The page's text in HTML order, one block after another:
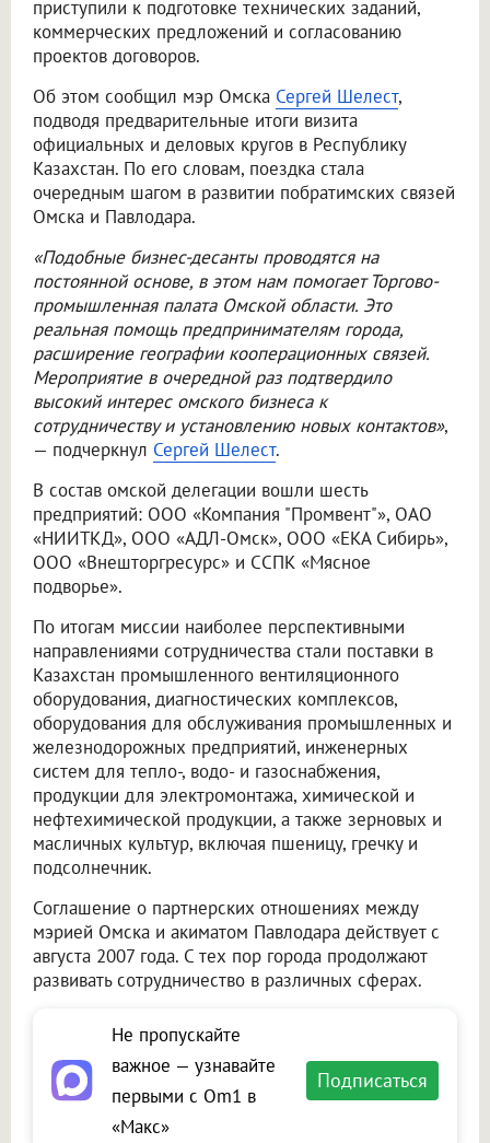
приступили к подготовке технических заданий,
коммерческих предложений и согласованию
проектов договоров.
Об этом сообщил мэр Омска Сергей Шелест,
подводя предварительные итоги визита
официальных и деловых кругов в Республику
Казахстан. По его словам, поездка стала
очередным шагом в развитии побратимских связей
Омска и Павлодара.
«Подобные бизнес-десанты проводятся на
постоянной основе, в этом нам помогает Торгово-
промышленная палата Омской области. Это
реальная помощь предпринимателям города,
расширение географии кооперационных связей.
Мероприятие в очередной раз подтвердило
высокий интерес омского бизнеса к
сотрудничеству и установлению новых контактов»,
— подчеркнул Сергей Шелест.
В состав омской делегации вошли шесть
предприятий: ООО «Компания "Промвент"», ОАО
«НИИТКД», ООО «АДЛ-Омск», ООО «ЕКА Сибирь»,
ООО «Внешторгресурс» и ССПК «Мясное
подворье».
По итогам миссии наиболее перспективными
направлениями сотрудничества стали поставки в
Казахстан промышленного вентиляционного
оборудования, диагностических комплексов,
оборудования для обслуживания промышленных и
железнодорожных предприятий, инженерных
систем для тепло-, водо- и газоснабжения,
продукции для электромонтажа, химической и
нефтехимической продукции, а также зерновых и
масличных культур, включая пшеницу, гречку и
подсолнечник.
Соглашение о партнерских отношениях между
мэрией Омска и акиматом Павлодара действует с
августа 2007 года. С тех пор города продолжают
развивать сотрудничество в различных сферах.
Не пропускайте
важное — узнавайте
первыми с Om1 в
«Макс»
Подписаться